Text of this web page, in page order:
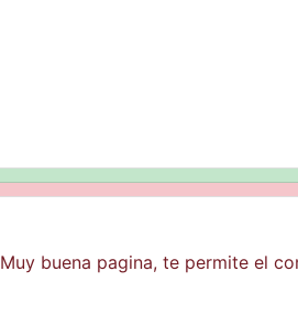
Muy buena pagina, te permite el